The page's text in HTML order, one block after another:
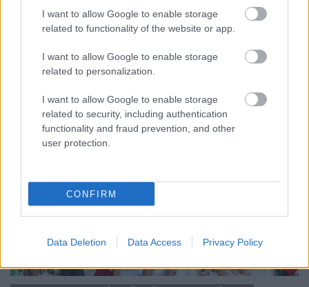
I want to allow Google to enable storage
related to functionality of the website or app.
I want to allow Google to enable storage
related to personalization.
I want to allow Google to enable storage
related to security, including authentication
functionality and fraud prevention, and other
user protection.
CONFIRM
Data Deletion Data Access Privacy Policy
kezdését.